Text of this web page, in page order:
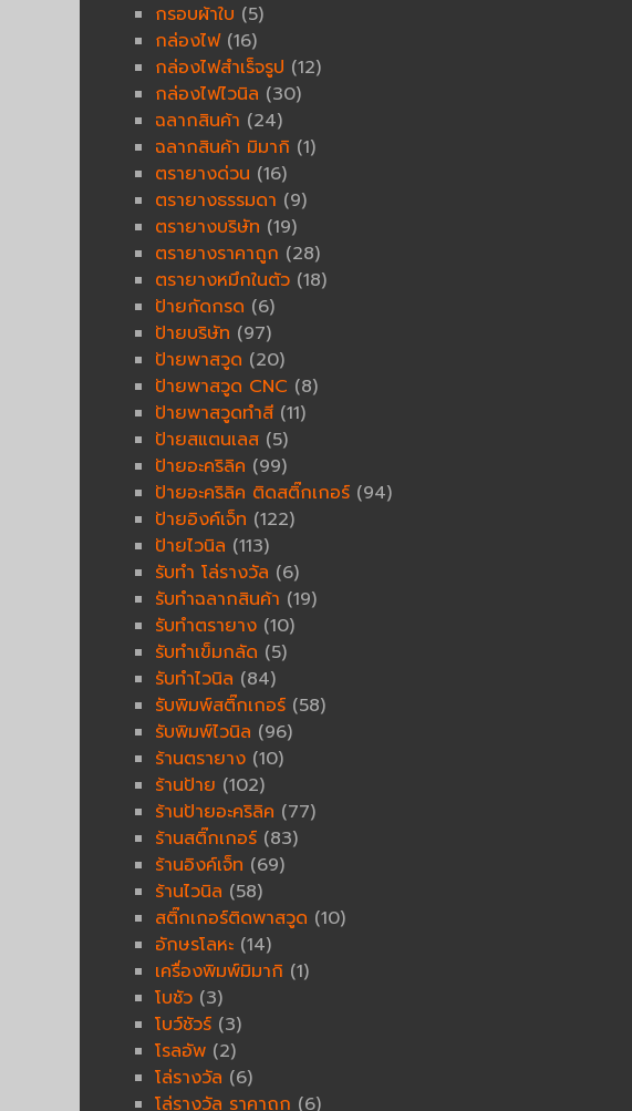
กรอบผ้าใบ (5)
กล่องไฟ(16)
กล่องไฟสำเร็จรูป (12)
กล่องไฟไวนิล (30)
ฉลากสินค้า (24)
ฉลากสินค้า มิมากิ (1)
ตรายางด่วน (16)
ตรายางธรรมดา (9)
ตรายางบริษัท (19)
ตรายางราคาถูก (28)
ตรายางหมึกในตัว (18)
ป้ายกัดกรด (6)
ป้ายบริษัท (97)
ป้ายพาสวูด (20)
ป้ายพาสวูด CNC (8)
ป้ายพาสวูดทำสี (11)
ป้ายสแตนเลส (5)
ป้ายอะคริลิค (99)
ป้ายอะคริลิค ติดสติ๊กเกอร์ (94)
ป้ายอิงค์เจ็ท (122)
ป้ายไวนิล (113)
รับทำ โล่รางวัล (6)
รับทำฉลากสินค้า (19)
รับทำตรายาง (10)
รับทำเข็มกลัด (5)
รับทำไวนิล (84)
รับพิมพ์สติ๊กเกอร์ (58)
รับพิมพ์ไวนิล (96)
ร้านตรายาง (10)
ร้านป้าย (102)
ร้านป้ายอะคริลิค (77)
ร้านสติ๊กเกอร์ (83)
ร้านอิงค์เจ็ท (69)
ร้านไวนิล (58)
สติ๊กเกอร์ติดพาสวูด (10)
อักษรโลหะ (14)
เครื่องพิมพ์มิมากิ (1)
โบชัว (3)
โบว์ชัวร์ (3)
โรลอัพ (2)
โล่รางวัล (6)
โล่รางวัล ราคาถูก (6)